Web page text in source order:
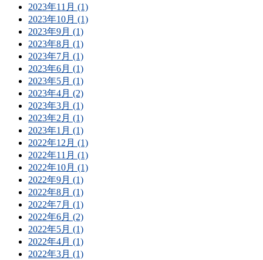
2023年11月 (1)
2023年10月 (1)
2023年9月 (1)
2023年8月 (1)
2023年7月 (1)
2023年6月 (1)
2023年5月 (1)
2023年4月 (2)
2023年3月 (1)
2023年2月 (1)
2023年1月 (1)
2022年12月 (1)
2022年11月 (1)
2022年10月 (1)
2022年9月 (1)
2022年8月 (1)
2022年7月 (1)
2022年6月 (2)
2022年5月 (1)
2022年4月 (1)
2022年3月 (1)